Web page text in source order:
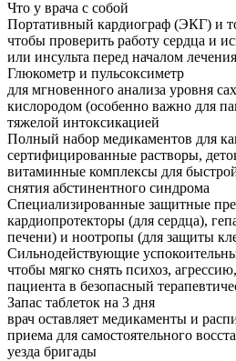
Что у врача с собой
Портативный кардиограф (ЭКГ) и
чтобы проверить работу сердца и
или инсульта перед началом лечения
Глюкометр и пульсоксиметр
для мгновенного анализа уровня
кислородом (особенно важно для
тяжелой интоксикацией
Полный набор медикаментов для
сертифицированные растворы,
витаминные комплексы для
снятия абстинентного синдрома
Специализированные защитные
кардиопротекторы (для сердца),
печени) и ноотропы (для защиты
Сильнодействующие
чтобы мягко снять психоз,
пациента в безопасный
Запас таблеток на 3 дня
врач оставляет медикаменты и
приема для самостоятельного
уезда бригады